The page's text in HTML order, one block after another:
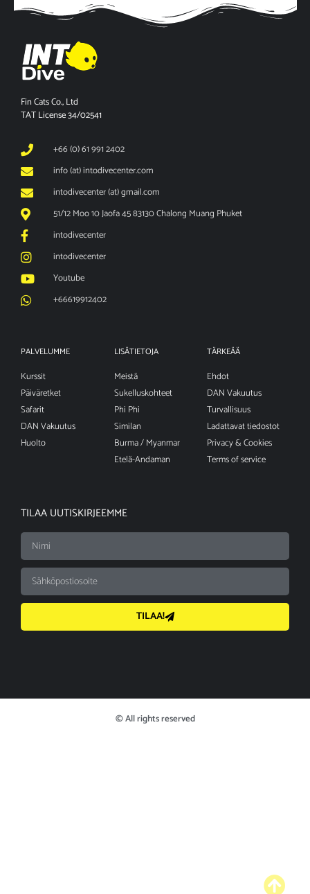
Fin Cats Co., Ltd
TAT License 34/02541
+66 (0) 61 991 2402
info (at) intodivecenter.com
intodivecenter (at) gmail.com
51/12 Moo 10 Jaofa 45 83130 Chalong Muang Phuket
intodivecenter
intodivecenter
Youtube
+66619912402
PALVELUMME
Kurssit
Päiväretket
Safarit
DAN Vakuutus
Huolto
LISÄTIETOJA
Meistä
Sukelluskohteet
Phi Phi
Similan
Burma / Myanmar
Etelä-Andaman
TÄRKEÄÄ
Ehdot
DAN Vakuutus
Turvallisuus
Ladattavat tiedostot
Privacy & Cookies
Terms of service
TILAA UUTISKIRJEEMME
TILAA!
© All rights reserved